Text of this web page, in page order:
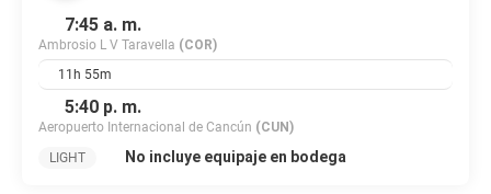
7:45 a. m.
Ambrosio L V Taravella (COR)
11h 55m
5:40 p. m.
Aeropuerto Internacional de Cancún (CUN)
LIGHT
No incluye equipaje en bodega